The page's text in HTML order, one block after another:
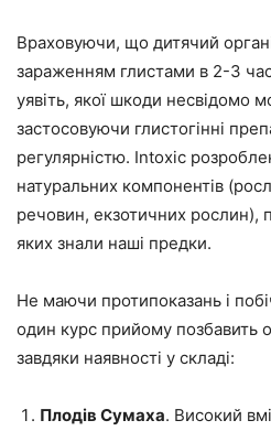
Враховуючи, що дитячий
зараженням глистами в 2-3
уявіть, якої шкоди несвідомо
застосовуючи глистогінні
регулярністю. Intoxic
натуральних компонентів
речовин, екзотичних рослин),
яких знали наші предки.
Не маючи протипоказань і
один курс прийому позбавить
завдяки наявності у складі:
Плодів Сумаха. Високий